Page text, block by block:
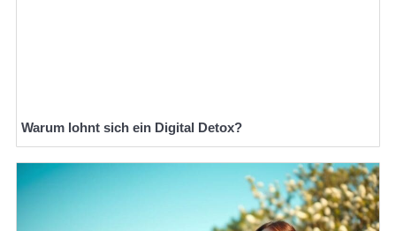
Warum lohnt sich ein Digital Detox?